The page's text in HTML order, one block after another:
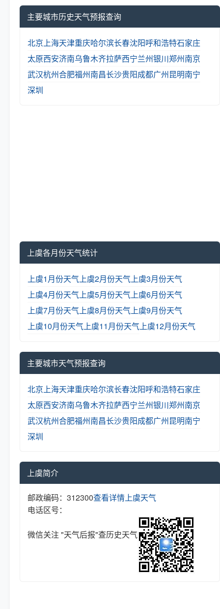
主要城市历史天气预报查询
北京 上海天津重庆哈尔滨长春沈阳呼和浩特石家庄
太原西安济南乌鲁木齐拉萨西宁兰州银川郑州南京
武汉杭州合肥福州南昌长沙贵阳成都广州昆明南宁
深圳
上虞各月份天气统计
上虞1月份天气 上虞2月份天气 上虞3月份天气
上虞4月份天气 上虞5月份天气 上虞6月份天气
上虞7月份天气 上虞8月份天气 上虞9月份天气
上虞10月份天气 上虞11月份天气 上虞12月份天气
主要城市天气预报查询
北京 上海天津重庆哈尔滨长春沈阳呼和浩特石家庄
太原西安济南乌鲁木齐拉萨西宁兰州银川郑州南京
武汉杭州合肥福州南昌长沙贵阳成都广州昆明南宁
深圳
上虞简介
邮政编码：312300
电话区号：
查看详情 上虞天气
微信关注 "天气后报"查历史天气